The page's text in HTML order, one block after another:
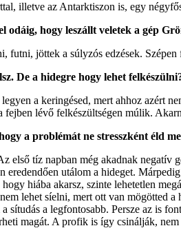
illetve az Antarktiszon is, egy
odáig, hogy leszállt veletek a gép
futni, jöttek a súlyzós edzések.
De a hidegre hogy lehet
a keringésed, mert ahhoz azért
fejben lévő felkészültségen múlik.
a problémát ne stresszként éld
első tíz napban még akadnak
eredendően utálom a hideget.
hiába akarsz, szinte lehetetlen
lehet síelni, mert ott van mögötted
sítudás a legfontosabb. Persze az is
magát. A profik is így csinálják,